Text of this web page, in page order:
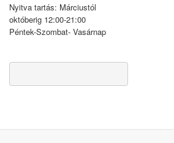
Nyitva tartás: Márciustól
októberig 12:00-21:00
Péntek-Szombat- Vasárnap